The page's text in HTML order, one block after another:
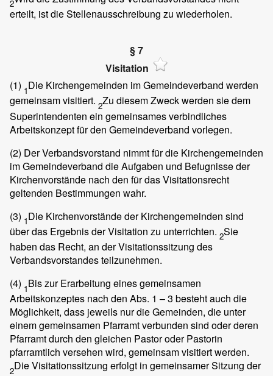
2
erteilt, ist die Stellenausschreibung zu wiederholen.
§ 7
Visitation
(1) 1Die Kirchengemeinden im Gemeindeverband werden
gemeinsam visitiert. 2Zu diesem Zweck werden sie dem
Superintendenten ein gemeinsames verbindliches
Arbeitskonzept für den Gemeindeverband vorlegen.
(2) Der Verbandsvorstand nimmt für die Kirchengemeinden
im Gemeindeverband die Aufgaben und Befugnisse der
Kirchenvorstände nach den für das Visitationsrecht
geltenden Bestimmungen wahr.
(3) 1Die Kirchenvorstände der Kirchengemeinden sind
über das Ergebnis der Visitation zu unterrichten. 2Sie
haben das Recht, an der Visitationssitzung des
Verbandsvorstandes teilzunehmen.
(4) 1Bis zur Erarbeitung eines gemeinsamen
Arbeitskonzeptes nach den Abs. 1 – 3 besteht auch die
Möglichkeit, dass jeweils nur die Gemeinden, die unter
einem gemeinsamen Pfarramt verbunden sind oder deren
Pfarramt durch den gleichen Pastor oder Pastorin
pfarramtlich versehen wird, gemeinsam visitiert werden.
2Die Visitationssitzung erfolgt in gemeinsamer Sitzung der